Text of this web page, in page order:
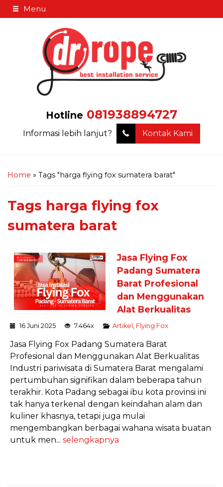
Menu
Hotline 081938894727
Informasi lebih lanjut? Kontak Kami
Home » Tags "harga flying fox sumatera barat"
Tags harga flying fox
sumatera barat
Jasa Flying Fox
Padang Sumatera
Barat Profesional
dan Menggunakan
Alat Berkualitas
16 Juni 2025 7.464x Artikel Flying Fox
Jasa Flying Fox Padang Sumatera Barat
Profesional dan Menggunakan Alat Berkualitas
Industri pariwisata di Sumatera Barat mengalami
pertumbuhan signifikan dalam beberapa tahun
terakhir. Kota Padang sebagai ibu kota provinsi ini
tak hanya terkenal dengan keindahan alam dan
kuliner khasnya, tetapi juga mulai
mengembangkan berbagai wahana wisata buatan
untuk men... selengkapnya